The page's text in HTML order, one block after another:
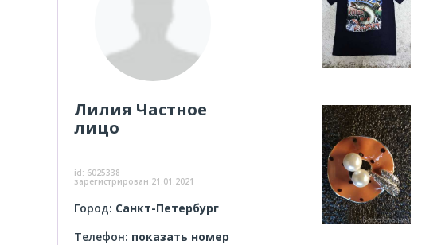
Лилия Частное
лицо
id: 6025338
зарегистрирован 21.01.2021
Город: Санкт-Петербург
Телефон: показать номер